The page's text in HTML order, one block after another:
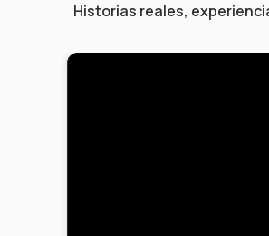
Historias reales,